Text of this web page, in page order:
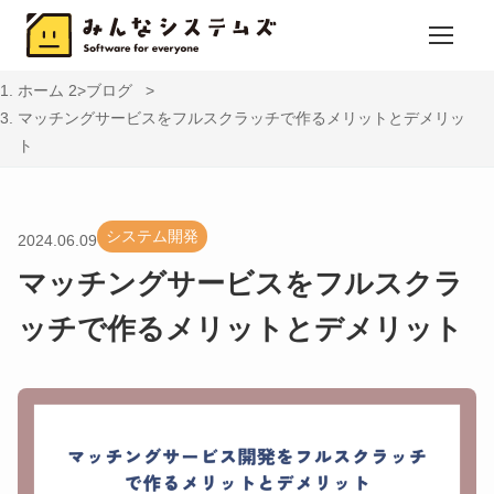
ホーム
ブログ
マッチングサービスをフルスクラッチで作るメリットとデメリッ
ト
2024.06.09 システム開発
マッチングサービスをフルスクラ
ッチで作るメリットとデメリット